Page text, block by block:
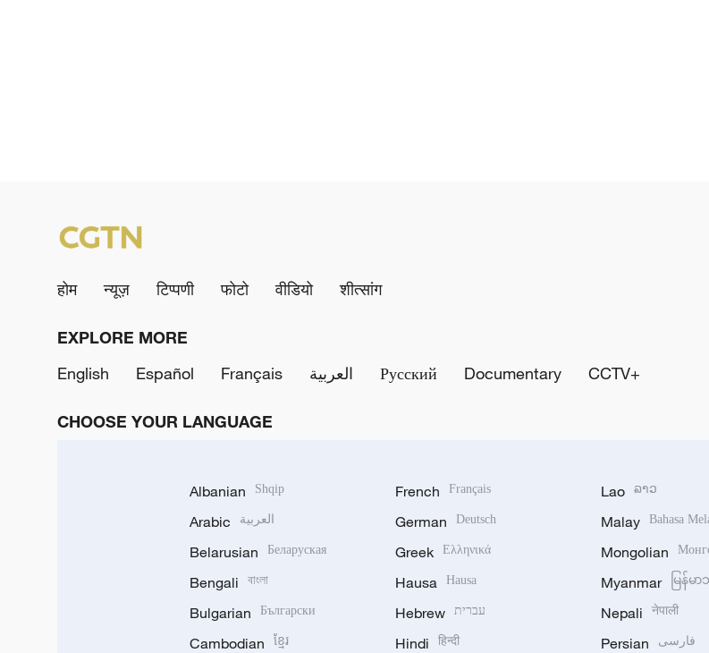
होम न्यूज़ टिप्पणी फोटो वीडियो शीत्सांग
EXPLORE MORE
English
Español Français العربية Русский Documentary CCTV+
CHOOSE YOUR LANGUAGE
Albanian Shqip
Arabic العربية
Belarusian Беларуская
Bengali বাংলা
Bulgarian Български
Cambodian ខ្មែរ
French Français
German Deutsch
Greek Ελληνικά
Hausa Hausa
Hebrew עברית
Hindi हिन्दी
Lao ລາວ
Malay Bahasa
Mongolian
Myanmar မြန်မ
Nepali नेपाली
Persian فارسی